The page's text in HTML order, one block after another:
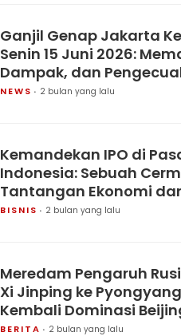
Ganjil Genap Jakarta
Senin 15 Juni 2026:
Dampak, dan
Dinamika Kota
NEWS 2 bulan yang lalu
Kemandekan IPO di
Indonesia: Sebuah
Tantangan Ekonomi
Mendalam.
BISNIS 2 bulan yang lalu
Meredam Pengaruh
Xi Jinping ke
Kembali Dominasi
Utara
BERITA 2 bulan yang lalu